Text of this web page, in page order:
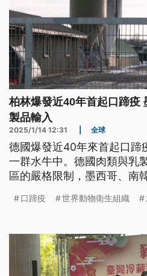
柏林爆發近40年首起口蹄疫
製品輸入
2025/1/14 12:31 全球
德國爆發近40年來首起口蹄
一群水牛中。德國肉類與乳
區的嚴格限制，墨西哥、南
口蹄疫 世界動物衛生組織